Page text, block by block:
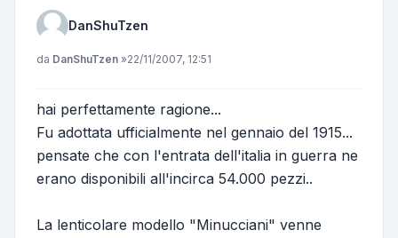
DanShuTzen
Messaggio
da DanShuTzen »22/11/2007, 12:51
hai perfettamente ragione...
Fu adottata ufficialmente nel gennaio del 1915...
pensate che con l'entrata dell'italia in guerra ne
erano disponibili all'incirca 54.000 pezzi..
La lenticolare modello "Minucciani" venne